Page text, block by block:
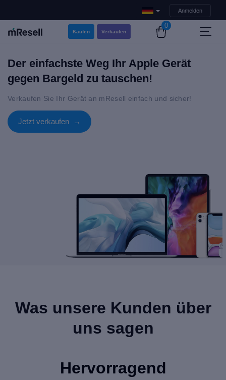
Anmelden
Kaufen Verkaufen
0
Der einfachste Weg Ihr Apple Gerät
gegen Bargeld zu tauschen!
Verkaufen Sie Ihr Gerät an mResell einfach und sicher!
Jetzt verkaufen →
Was unsere Kunden über
uns sagen
Hervorragend